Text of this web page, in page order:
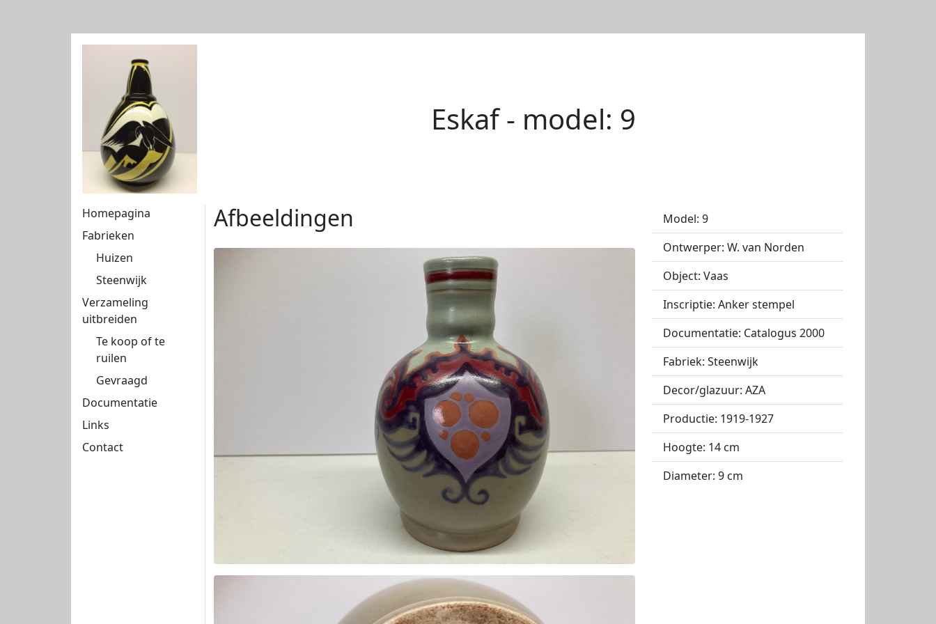
Eskaf - model: 9
Homepagina
Fabrieken
Huizen
Steenwijk
Verzameling
uitbreiden
Te koop of te
ruilen
Gevraagd
Documentatie
Links
Contact
Afbeeldingen
Model: 9
Ontwerper: W. van Norden
Object: Vaas
Inscriptie: Anker stempel
Documentatie: Catalogus 2000
Fabriek: Steenwijk
Decor/glazuur: AZA
Productie: 1919-1927
Hoogte: 14 cm
Diameter: 9 cm